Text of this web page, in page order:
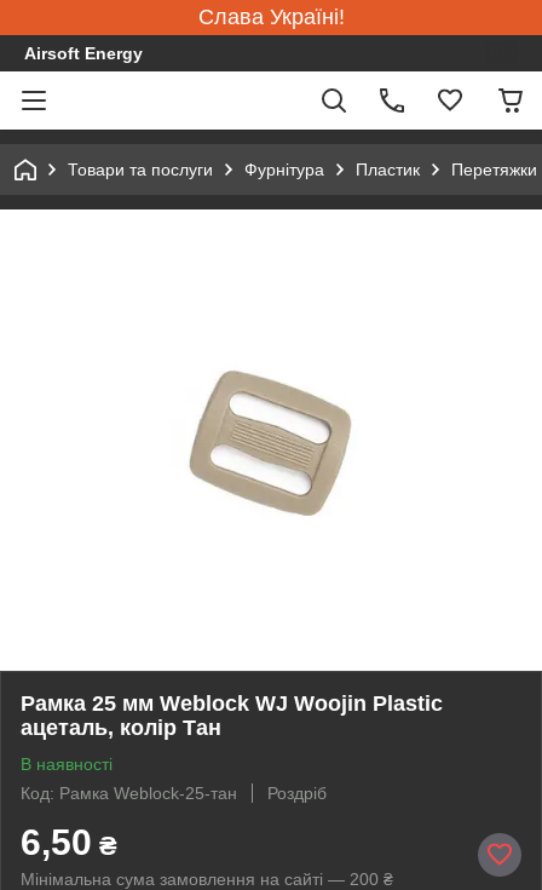
Слава Україні!
Airsoft Energy
Товари та послуги Фурнітура Пластик Перетяжки
Рамка 25 мм Weblock WJ Woojin Plastic
ацеталь, колір Тан
В наявності
Код: Рамка Weblock-25-тан
Роздріб
6,50 ₴
Мінімальна сума замовлення на сайті — 200 ₴